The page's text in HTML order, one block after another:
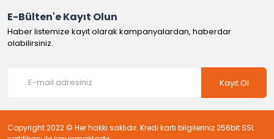
E-Bülten'e Kayıt Olun
Haber listemize kayıt olarak kampanyalardan, haberdar
olabilirsiniz.
Kayıt Ol
Copyright 2022 © Her hakkı saklıdır. Kredi kartı bilgileriniz 256bit SSL